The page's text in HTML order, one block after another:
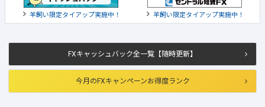
FXキャッシュバック全一覧【随時更新】
今月のFXキャンペーンお得度ランク
羊飼い限定タイアップ実施中！ 羊飼い限定タイアップ実施中！